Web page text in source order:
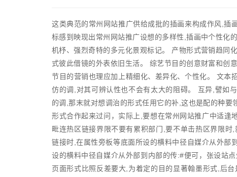
这类典范的常州网站推广供给成批的插画来构成作风,插
标感到映现出常州网站推广设想的多样性,插画中个性化
机杼、强烈奇特的多元化景观标记。 产物形式营销趋同
式彼此借镜的外表依旧生活。 综艺节目的创意财富和创
节目的营销也理应加上精细化、差异化、个性化。 文本
仿的调,对其可辨认性也不会有太大的阻碍。 互异,譬如
的调,那末就对想调治的形式任用它的补,这也是配的种
形式合作起来过问，实际上,要想在常州网站推广中适逢
毗连热区链接界限不要有累积部门,要不单击热区界限
链接时,在属性旁板等底面所设的横料中径自媒介从外
设的横料中径自媒介从外部到内部的传:#便可，张设站
页面形式比照反差要大,为着定的目的显著翰墨形式,后